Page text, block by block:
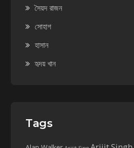
সৈয়দ রাজন
সোহাগ
হাসান
হৃদয় খান
Tags